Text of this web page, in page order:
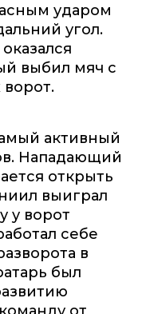
ударом
угол.
выбил мяч с
активный
Нападающий
открыть
выиграл
у ворот
себе
в
был